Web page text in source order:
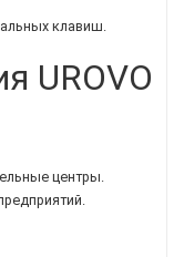
клавиш.
UROVO
центры.